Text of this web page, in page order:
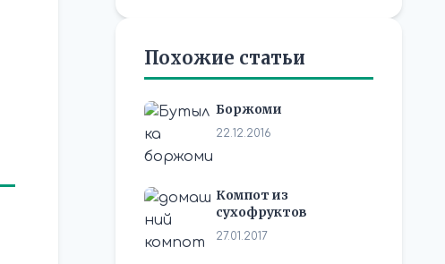
Похожие статьи
Боржоми
22.12.2016
Компот из
сухофруктов
27.01.2017